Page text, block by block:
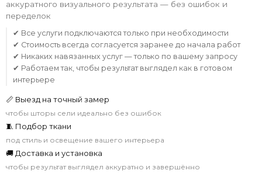
аккуратного визуального результата — без ошибок и
переделок
✔ Все услуги подключаются только при необходимости
✔ Стоимость всегда согласуется заранее до начала работ
✔ Никаких навязанных услуг — только по вашему запросу
✔ Работаем так, чтобы результат выглядел как в готовом
интерьере
📏 Выезд на точный замер
чтобы шторы сели идеально без ошибок
🧵 Подбор ткани
под стиль и освещение вашего интерьера
🚚 Доставка и установка
чтобы результат выглядел аккуратно и завершённо